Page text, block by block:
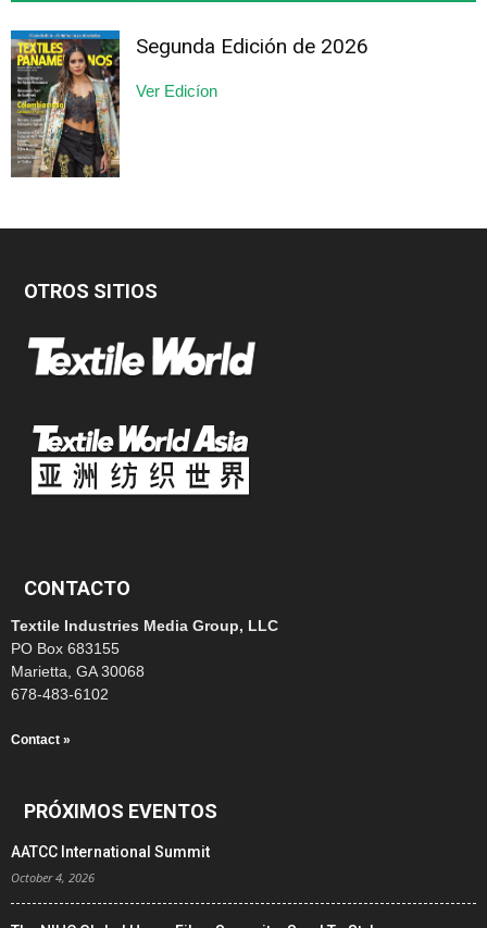
Segunda Edición de 2026
Ver Edicíon
OTROS SITIOS
CONTACTO
Textile Industries Media Group, LLC
PO Box 683155
Marietta, GA 30068
678-483-6102
Contact »
PRÓXIMOS EVENTOS
AATCC International Summit
October 4, 2026